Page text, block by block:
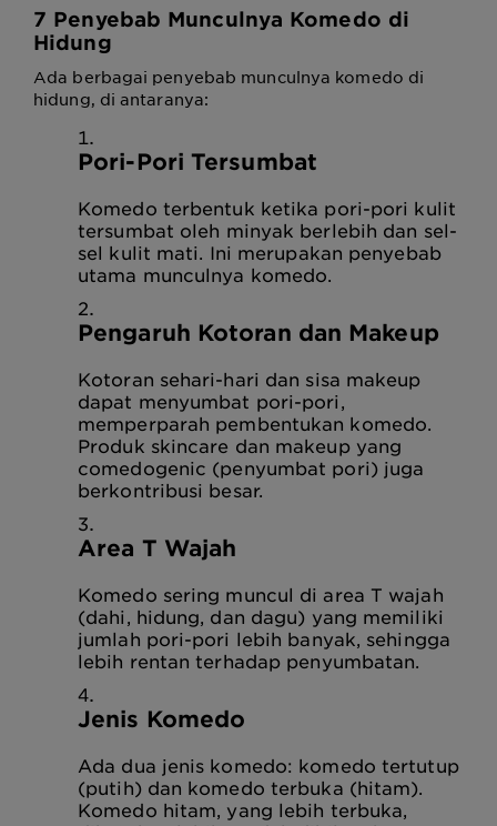
7 Penyebab Munculnya Komedo di
Hidung
Ada berbagai penyebab munculnya komedo di
hidung, di antaranya:
Pori-Pori Tersumbat
Komedo terbentuk ketika pori-pori kulit
tersumbat oleh minyak berlebih dan sel-
sel kulit mati. Ini merupakan penyebab
utama munculnya komedo.
Pengaruh Kotoran dan Makeup
Kotoran sehari-hari dan sisa makeup
dapat menyumbat pori-pori,
memperparah pembentukan komedo.
Produk skincare dan makeup yang
comedogenic (penyumbat pori) juga
berkontribusi besar.
Area T Wajah
Komedo sering muncul di area T wajah
(dahi, hidung, dan dagu) yang memiliki
jumlah pori-pori lebih banyak, sehingga
lebih rentan terhadap penyumbatan.
Jenis Komedo
Ada dua jenis komedo: komedo tertutup
(putih) dan komedo terbuka (hitam).
Komedo hitam, yang lebih terbuka,